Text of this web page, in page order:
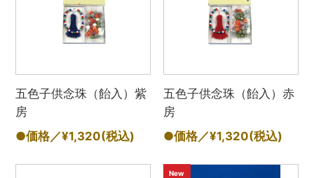
五色子供念珠（飴入）紫
房
●価格／¥1,320(税込)
五色子供念珠（飴入）赤
房
●価格／¥1,320(税込)
New